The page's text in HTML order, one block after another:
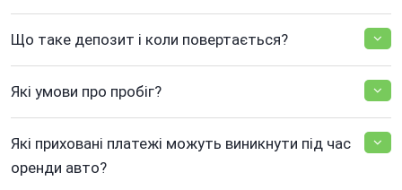
Що таке депозит і коли повертається?
Які умови про пробіг?
Які приховані платежі можуть виникнути під час
оренди авто?